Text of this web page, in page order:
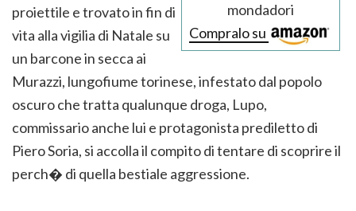
mondadori
Compralo su
proiettile e trovato in fin di
vita alla vigilia di Natale su
un barcone in secca ai
Murazzi, lungofiume torinese, infestato dal popolo
oscuro che tratta qualunque droga, Lupo,
commissario anche lui e protagonista prediletto di
Piero Soria, si accolla il compito di tentare di scoprire il
perch� di quella bestiale aggressione.